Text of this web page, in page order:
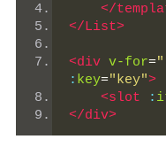
</
</List>
<div v-for=
: key="key">
<slot :
</div>